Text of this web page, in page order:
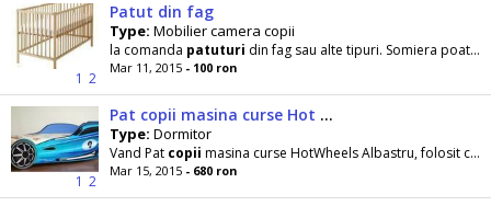
1 2
Patut din fag
Type: Mobilier camera copii
la comanda patuturi din fag sau alte tipuri. Somiera poate fi reglata pe doua inaltimi diferite
Mar 11, 2015 - 100 ron
1 2
Pat copii masina curse Hot Wheels Albastru
Type: Dormitor
Vand Pat copii masina curse HotWheels Albastru, folosit cateva zile, este ca nou, are inclus saltea
Mar 15, 2015 - 680 ron